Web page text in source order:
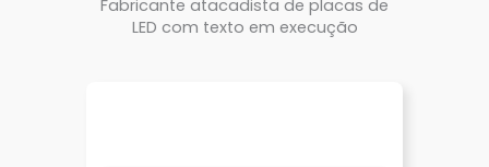
Fabricante atacadista de placas de
LED com texto em execução